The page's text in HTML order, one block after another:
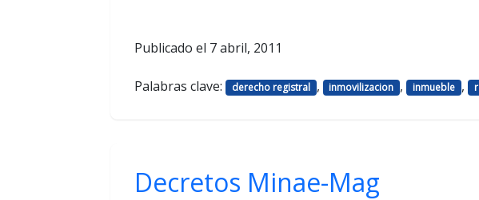
Publicado el 7 abril, 2011
Palabras clave: derecho registral , inmovilizacion , inmueble ,
Decretos Minae-Mag